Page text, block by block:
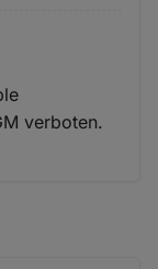
verboten.